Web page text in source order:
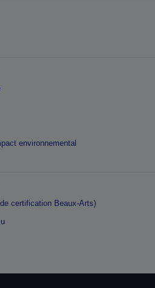
environnemental
certification Beaux-Arts)